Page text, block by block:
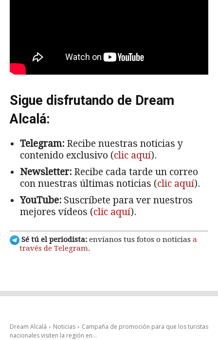
Sigue disfrutando de Dream
Alcalá:
Telegram: Recibe nuestras noticias y
contenido exclusivo (clic aquí).
Newsletter: Recibe cada tarde un correo
con nuestras últimas noticias (clic aquí).
YouTube: Suscríbete para ver nuestros
mejores vídeos (clic aquí).
Sé tú el periodista: envíanos tus fotos o noticias a
través de Telegram.